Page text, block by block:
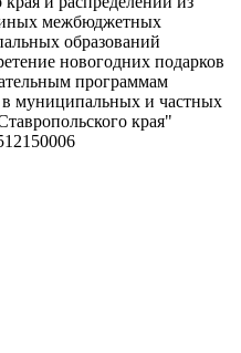
иных межбюджетных
образований
новогодних подарков
программам
в муниципальных и частных
края"